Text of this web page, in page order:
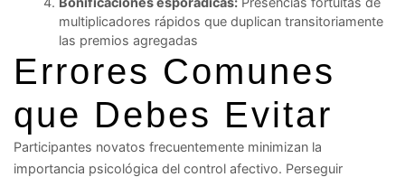
multiplicadores rápidos que duplican transitoriamente
las premios agregadas
Errores Comunes
que Debes Evitar
Participantes novatos frecuentemente minimizan la
importancia psicológica del control afectivo. Perseguir